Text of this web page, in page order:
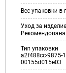
Вес упаковки в
Уход за
Тип упаковки
a2f488cc-9875-
00155d015e03